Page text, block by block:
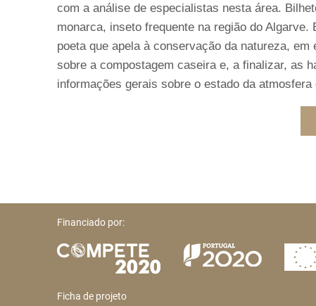
com a análise de especialistas nesta área.
monarca, inseto frequente na região do
poeta que apela à conservação da natureza,
sobre a compostagem caseira e, a finalizar, as
informações gerais sobre o estado da atmosfera
Financiado por:
Ficha de projeto